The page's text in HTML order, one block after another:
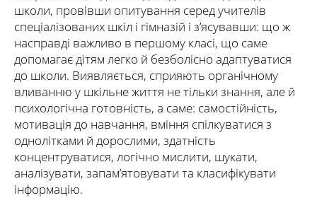
школи, провівши опитування серед учителів
спеціалізованих шкіл і гімназій і з’ясувавши: що ж
насправді важливо в першому класі, що саме
допомагає дітям легко й безболісно адаптуватися
до школи. Виявляється, сприяють органічному
вливанню у шкільне життя не тільки знання, але й
психологічна готовність, а саме: самостійність,
мотивація до навчання, вміння спілкуватися з
однолітками й дорослими, здатність
концентруватися, логічно мислити, шукати,
аналізувати, запам’ятовувати та класифікувати
інформацію.